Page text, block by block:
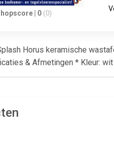
| 0 (0)
Horus keramische
& Afmetingen * Kleur: